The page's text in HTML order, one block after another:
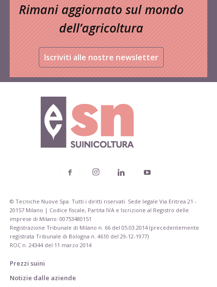
Rimani aggiornato sul mondo
dell’agricoltura
Iscriviti alle nostre newsletter
© Tecniche Nuove Spa. Tutti i diritti riservati. Sede legale Via Eritrea 21 -
20157 Milano | Codice fiscale, Partita IVA e Iscrizione al Registro delle
imprese di Milano: 00753480151
Registrazione Tribunale di Milano n. 66 del 05.03.2014 (precedentemente
registrata Tribunale di Bologna n. 4610 del 29-12-1977)
ROC n. 24344 del 11 marzo 2014
Prezzi suini
Notizie dalle aziende